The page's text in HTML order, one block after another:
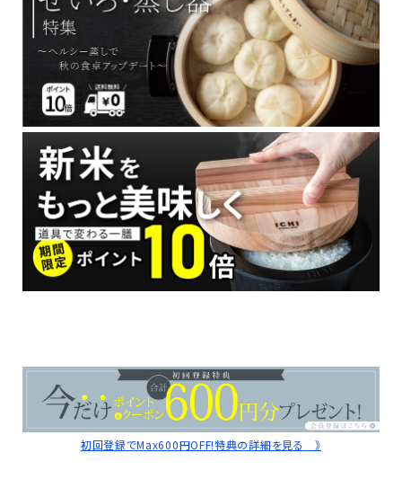
初回登録でMax600円OFF!特典の詳細を見る 》